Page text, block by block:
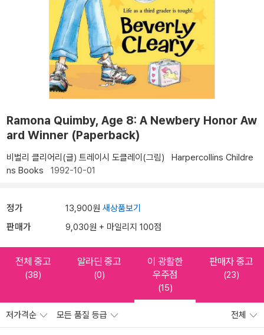
Ramona Quimby, Age 8: A Newbery Honor Aw
ard Winner (Paperback)
비벌리 클리어리(글) 트레이시 도클레이(그림)
Harpercollins Childre
ns Books 1992-10-01
정가 13,900원 새상품보기
판매가 9,030원 + 마일리지 100점
전체 중고
(38)
알라딘 중고
(0)
이 광활한
우주점
(15)
판매자 중고
(23)
저가격순 모든 품질 등급 전체